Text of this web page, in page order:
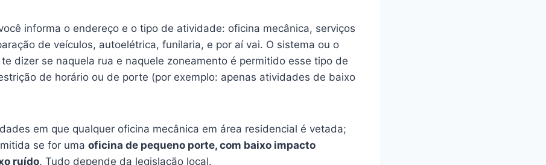
informa o endereço e o tipo de atividade: oficina mecânica, serviços
de veículos, autoelétrica, funilaria, e por aí vai. O sistema ou o
dizer se naquela rua e naquele zoneamento é permitido esse tipo de
de horário ou de porte (por exemplo: apenas atividades de baixo
em que qualquer oficina mecânica em área residencial é vetada;
se for uma oficina de pequeno porte, com baixo impacto
ruído. Tudo depende da legislação local.